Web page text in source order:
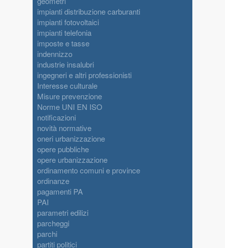
impianti distribuzione carburanti
impianti fotovoltaici
impianti telefonia
imposte e tasse
indennizzo
industrie insalubri
ingegneri e altri professionisti
Interesse culturale
Misure prevenzione
Norme UNI EN ISO
notificazioni
novità normative
oneri urbanizzazione
opere pubbliche
opere urbanizzazione
ordinamento comuni e province
ordinanze
pagamenti PA
PAI
parametri edilizi
parcheggi
parchi
partiti politici